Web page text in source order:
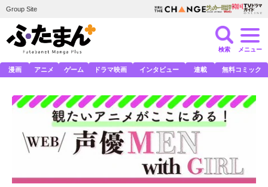
Group Site
検索 メニュー
漫画 アニメ ゲーム ドラマ映画 インタビュー 連載 無料コミック